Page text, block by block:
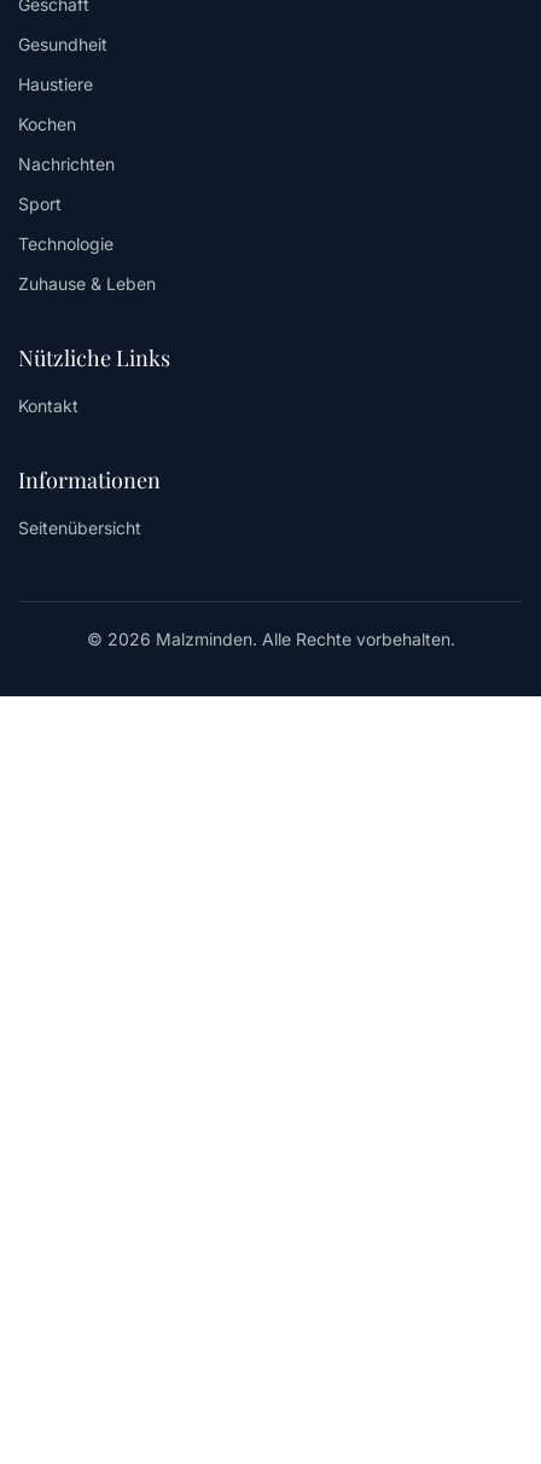
Gesundheit
Haustiere
Kochen
Nachrichten
Sport
Technologie
Zuhause & Leben
Nützliche Links
Kontakt
Informationen
Seitenübersicht
© 2026 Malzminden. Alle Rechte vorbehalten.